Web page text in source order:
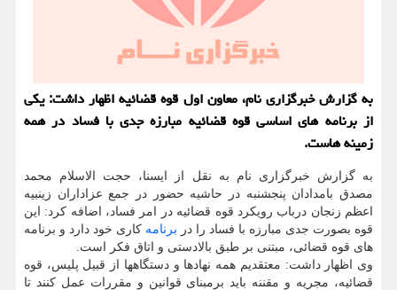
به گزارش خبرگزاری نام، معاون اول قوه قضائیه اظهار داشت: یکی
از برنامه های اساسی قوه قضائیه مبارزه جدی با فساد در همه
زمینه هاست.
به گزارش خبرگزاری نام به نقل از ایسنا، حجت الاسلام محمد
مصدق بامدادان پنجشنبه در حاشیه حضور در جمع عزاداران زینبیه
اعظم زنجان درباب رویکرد قوه قضائیه در امر فساد، اضافه کرد: این
قوه بصورت جدی مبارزه با فساد را در برنامه کاری خود دارد و برنامه
های قوه قضائی، مبتنی بر طبق بالادستی و اتاق فکر است.
وی اظهار داشت: معتقدیم همه نهادها و دستگاهها از قبیل پلیس، قوه
قضائیه، مجریه و مقننه باید برمبنای قوانین و مقررات عمل کنند تا